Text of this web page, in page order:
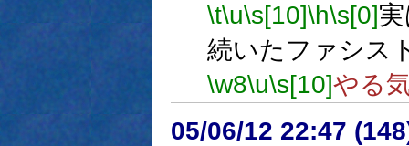
\t\u\s[10]\h\s[0]
続いたファシス
\w8\u\s[10]やる
05/06/12 22:47